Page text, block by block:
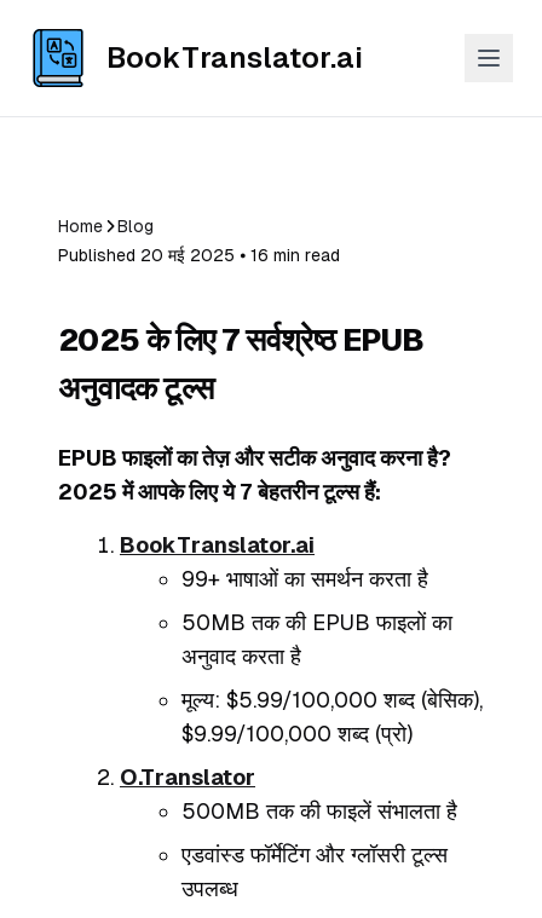
BookTranslator.ai
Home
Blog
Published 20 मई 2025 ⦁ 16 min read
2025 के लिए 7 सर्वश्रेष्ठ EPUB
अनुवादक टूल्स
EPUB फाइलों का तेज़ और सटीक अनुवाद करना है?
2025 में आपके लिए ये 7 बेहतरीन टूल्स हैं:
BookTranslator.ai
99+ भाषाओं का समर्थन करता है
50MB तक की EPUB फाइलों का
अनुवाद करता है
मूल्य: $5.99/100,000 शब्द (बेसिक),
$9.99/100,000 शब्द (प्रो)
O.Translator
500MB तक की फाइलें संभालता है
एडवांस्ड फॉर्मेटिंग और ग्लॉसरी टूल्स
उपलब्ध